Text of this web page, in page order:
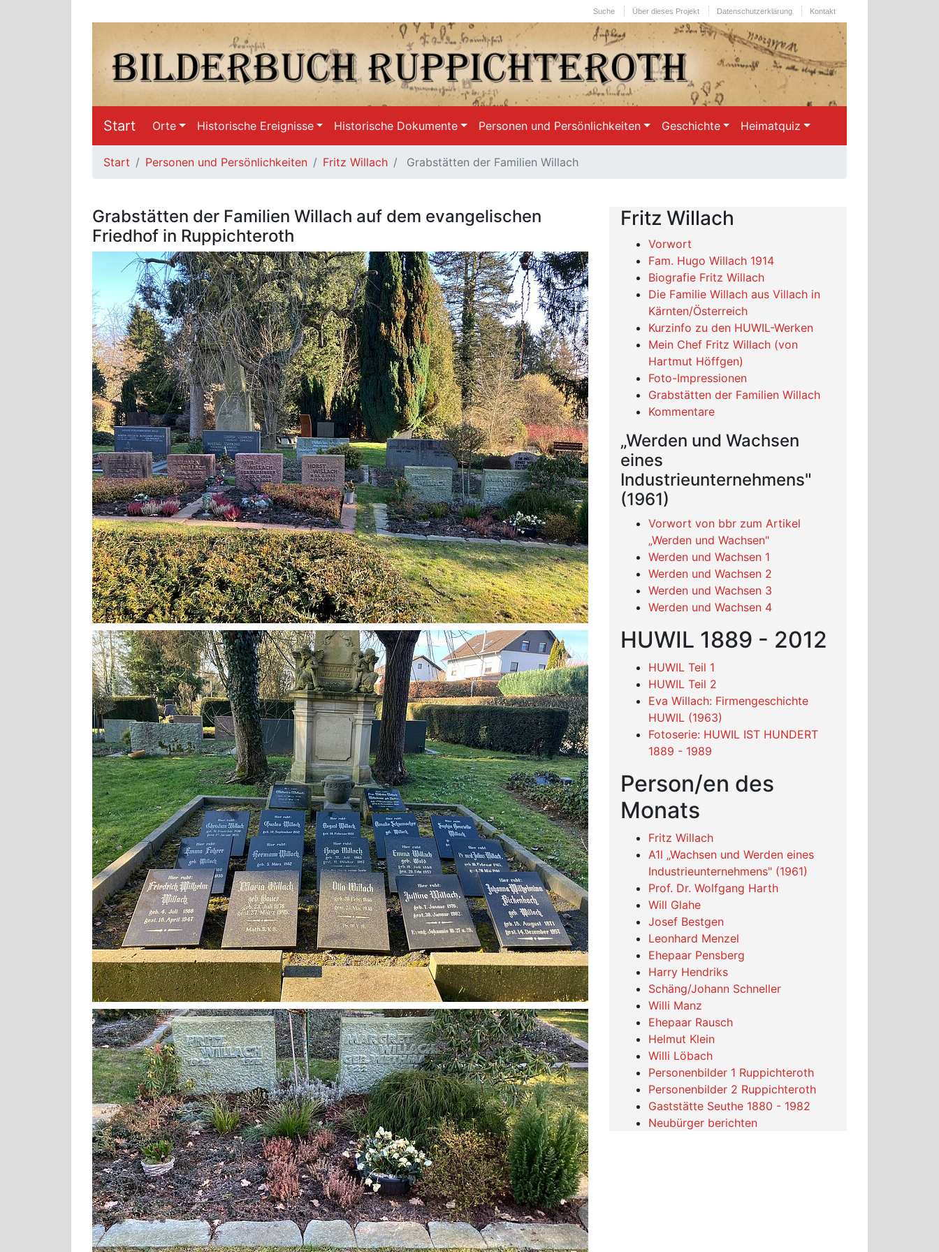
Kontakt
Datenschutzerklärung
Über dieses Projekt
Suche
Start Orte Historische Ereignisse Historische Dokumente Personen und Persönlichkeiten Geschichte Heimatquiz
Start Personen und Persönlichkeiten Fritz Willach Grabstätten der Familien Willach
Grabstätten der Familien Willach auf dem evangelischen
Friedhof in Ruppichteroth
Fritz Willach
Vorwort
Fam. Hugo Willach 1914
Biografie Fritz Willach
Die Familie Willach aus Villach in
Kärnten/Österreich
Kurzinfo zu den HUWIL-Werken
Mein Chef Fritz Willach (von
Hartmut Höffgen)
Foto-Impressionen
Grabstätten der Familien Willach
Kommentare
„Werden und Wachsen
eines
Industrieunternehmens"
(1961)
Vorwort von bbr zum Artikel
„Werden und Wachsen"
Werden und Wachsen 1
Werden und Wachsen 2
Werden und Wachsen 3
Werden und Wachsen 4
HUWIL 1889 - 2012
HUWIL Teil 1
HUWIL Teil 2
Eva Willach: Firmengeschichte
HUWIL (1963)
Fotoserie: HUWIL IST HUNDERT
1889 - 1989
Person/en des
Monats
Fritz Willach
A1l „Wachsen und Werden eines
Industrieunternehmens" (1961)
Prof. Dr. Wolfgang Harth
Will Glahe
Josef Bestgen
Leonhard Menzel
Ehepaar Pensberg
Harry Hendriks
Schäng/Johann Schneller
Willi Manz
Ehepaar Rausch
Helmut Klein
Willi Löbach
Personenbilder 1 Ruppichteroth
Personenbilder 2 Ruppichteroth
Gaststätte Seuthe 1880 - 1982
Neubürger berichten